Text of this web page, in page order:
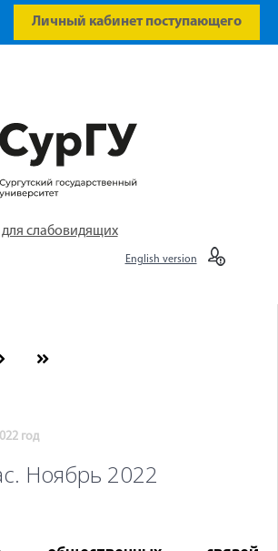
Личный кабинет поступающего
для слабовидящих
English version
год
Ноябрь 2022